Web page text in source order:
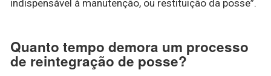
indispensável à manutenção, ou restituição da posse”.
Quanto tempo demora um processo
de reintegração de posse?